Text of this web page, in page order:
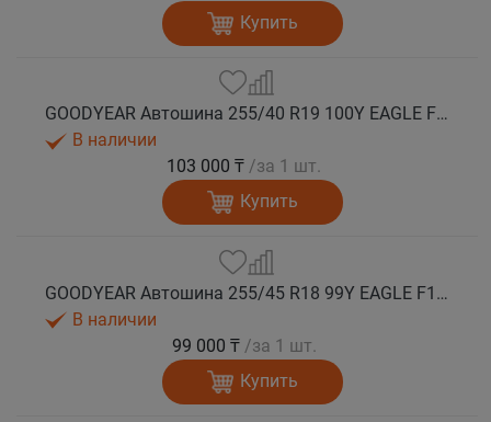
Купить
GOODYEAR Автошина 255/40 R19 100Y EAGLE F1 ASYMMETRIC 6 XL FP лето
В наличии
103 000 ₸ /за 1 шт.
Купить
GOODYEAR Автошина 255/45 R18 99Y EAGLE F1 ASYMMETRIC 6 FP лето
В наличии
99 000 ₸ /за 1 шт.
Купить